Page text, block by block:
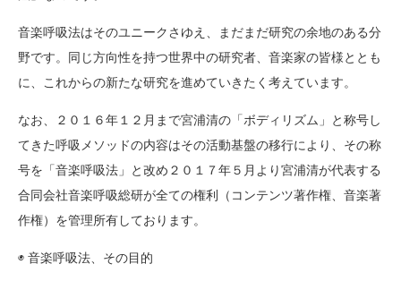
音楽呼吸法はそのユニークさゆえ、まだまだ研究の余地のある分
野です。同じ方向性を持つ世界中の研究者、音楽家の皆様ととも
に、これからの新たな研究を進めていきたく考えています。
なお、２０１６年１２月まで宮浦清の「ボディリズム」と称号し
てきた呼吸メソッドの内容はその活動基盤の移行により、その称
号を「音楽呼吸法」と改め２０１７年５月より宮浦清が代表する
合同会社音楽呼吸総研が全ての権利（コンテンツ著作権、音楽著
作権）を管理所有しております。
◉ 音楽呼吸法、その目的